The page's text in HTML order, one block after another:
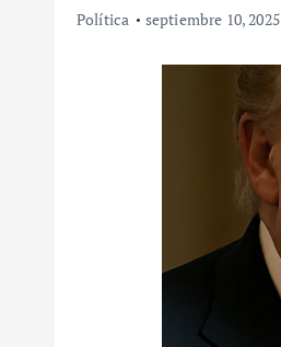
Política septiembre 10, 2025